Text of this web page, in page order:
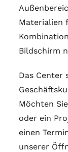
Über uns
Kontakt
VIPS
Materialien
Bildschirm
Das Center
Möchten
oder ein
einen
unserer